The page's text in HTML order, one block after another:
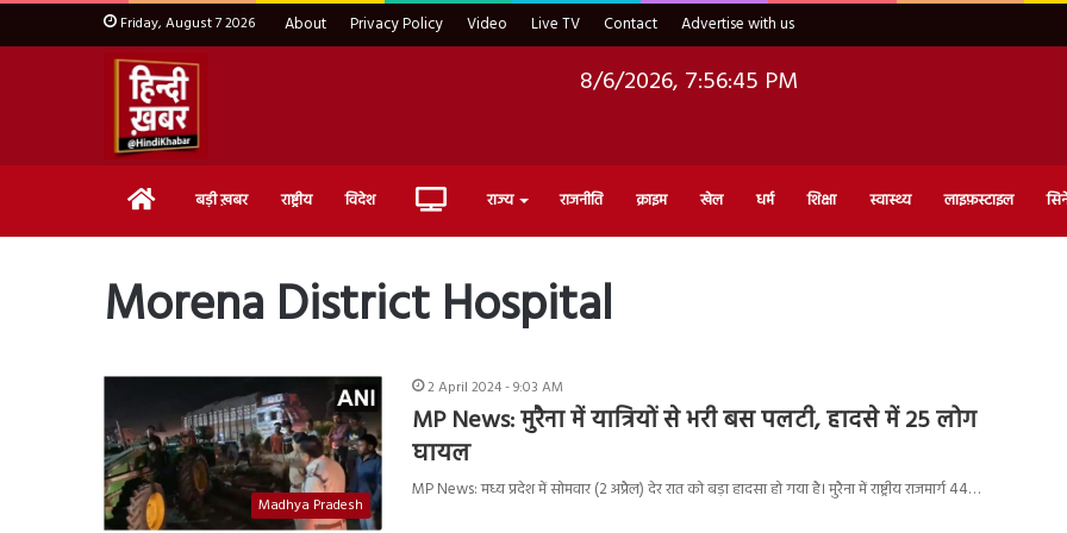
Friday, August 7 2026 About Privacy Policy Video Live TV Contact Advertise with us
8/6/2026, 7:56:46 PM
Home बड़ी ख़बर राष्ट्रीय विदेश Live राज्य राजनीति क्राइम खेल धर्म शिक्षा स्वास्थ्य लाइफ़स्टाइल
Morena District Hospital
Madhya Pradesh
2 April 2024 - 9:03 AM
MP News: मुरैना में यात्रियों से भरी बस पलटी, हादसे में 25 लोग
घायल
MP News: मध्य प्रदेश में सोमवार (2 अप्रैल) देर रात को बड़ा हादसा हो गया है। मुरैना में राष्ट्रीय राजमार्ग 44…